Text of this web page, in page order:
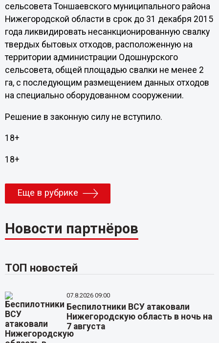
сельсовета Тоншаевского муниципального района
Нижегородской области в срок до 31 декабря 2015
года ликвидировать несанкционированную свалку
твердых бытовых отходов, расположенную на
территории администрации Одошнурского
сельсовета, общей площадью свалки не менее 2
га, с последующим размещением данных отходов
на специально оборудованном сооружении.
Решение в законную силу не вступило.
18+
18+
Еще в рубрике
Новости партнёров
ТОП новостей
07.8.2026 09:00
Беспилотники ВСУ атаковали
Нижегородскую область в ночь на
7 августа